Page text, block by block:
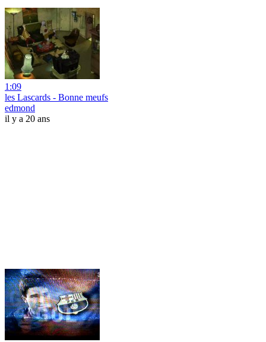
1:09
les Lascards - Bonne meufs
edmond
il y a 20 ans